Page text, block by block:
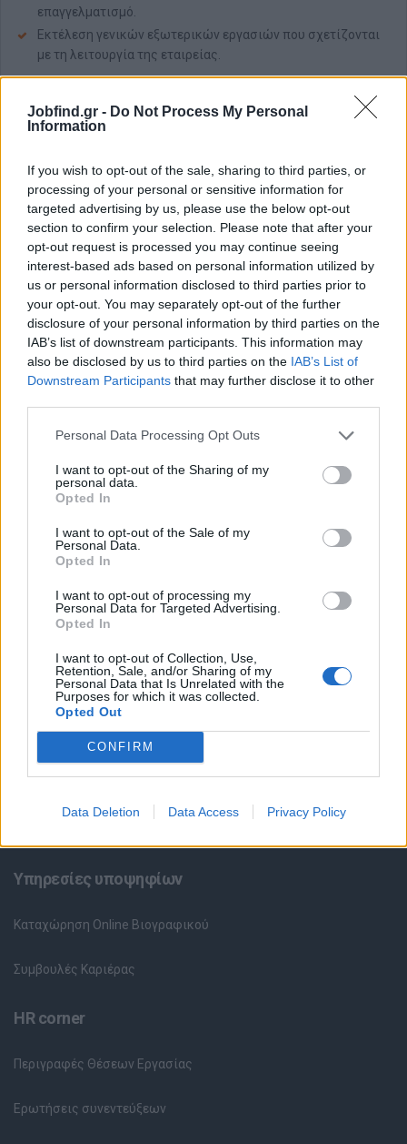
Jobfind.gr - Do Not Process My Personal
Information
If you wish to opt-out of the sale, sharing to third parties, or
processing of your personal or sensitive information for
targeted advertising by us, please use the below opt-out
section to confirm your selection. Please note that after your
opt-out request is processed you may continue seeing
interest-based ads based on personal information utilized by
us or personal information disclosed to third parties prior to
your opt-out. You may separately opt-out of the further
disclosure of your personal information by third parties on the
IAB’s list of downstream participants. This information may
also be disclosed by us to third parties on the IAB’s List of
Downstream Participants that may further disclose it to other
Personal Data Processing Opt Outs
I want to opt-out of the Sharing of my
personal data.
Opted In
I want to opt-out of the Sale of my
Personal Data.
Opted In
I want to opt-out of processing my
Personal Data for Targeted Advertising.
Opted In
I want to opt-out of Collection, Use,
Retention, Sale, and/or Sharing of my
Personal Data that Is Unrelated with the
Purposes for which it was collected.
Opted Out
CONFIRM
Data Deletion Data Access Privacy Policy
επαγγελματισμό.
Εκτέλεση γενικών εξωτερικών εργασιών που σχετίζονται
με τη λειτουργία της εταιρείας.
Κάτοχος δικού του δικύκλου και διπλώματος οδήγησης.
Συνέπεια, ευγένεια και υπευθυνότητα.
Προηγούμενη εμπειρία σε αντίστοιχη θέση θα θεωρηθεί
επιπλέον προσόν.
Παροχές
Σταθερό απογευματινό ωράριο (Δευτέρα – Παρασκευή,
16:00–20:00).
Συνεχής υποστήριξη και καθοδήγηση από την ομάδα της
SpitiSpiti.
Ανταγωνιστική αμοιβή και κάλυψη εξόδων κίνησης.
Θέσεις εργασίας
Όλες οι Θέσεις Εργασίας
Θέσεις Εργασίας ανά Ειδικότητα
Υπηρεσίες υποψηφίων
Καταχώρηση Online Βιογραφικού
Συμβουλές Καριέρας
HR corner
Περιγραφές Θέσεων Εργασίας
Ερωτήσεις συνεντεύξεων